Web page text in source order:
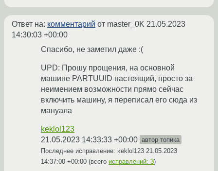
Ответ на: комментарий от master_0K 21.05.2023
14:30:03 +00:00
Спасибо, не заметил даже :(
UPD: Прошу прощения, на основной
машине PARTUUID настоящий, просто за
неимением возможности прямо сейчас
включить машину, я переписал его сюда из
мануала
keklol123
21.05.2023 14:33:33 +00:00 автор топика
Последнее исправление: keklol123 21.05.2023
14:37:00 +00:00 (всего исправлений: 3)